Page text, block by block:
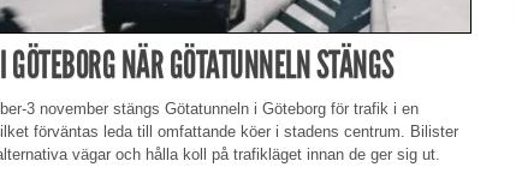
NÄR GÖTATUNNELN STÄNGS
3 november stängs Götatunneln i Göteborg för trafik i en
förväntas leda till omfattande köer i stadens centrum. Bilister
vägar och hålla koll på trafikläget innan de ger sig ut.